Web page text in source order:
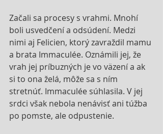
Začali sa procesy s vrahmi. Mnohí
boli usvedčení a odsúdení. Medzi
nimi aj Felicien, ktorý zavraždil mamu
a brata Immaculée. Oznámili jej, že
vrah jej príbuzných je vo väzení a ak
si to ona želá, môže sa s ním
stretnúť. Immaculée súhlasila. V jej
srdci však nebola nenávisť ani túžba
po pomste, ale odpustenie.